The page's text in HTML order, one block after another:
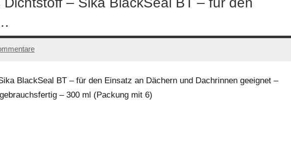
BlackSeal BT – für den Einsatz an Dächern und Dachrinnen geeignet –
– 300 ml (Packung mit 6)